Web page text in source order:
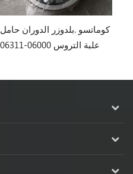
كوماتسو .بلدوزر الدوران حامل
علبة التروس 06000-06311